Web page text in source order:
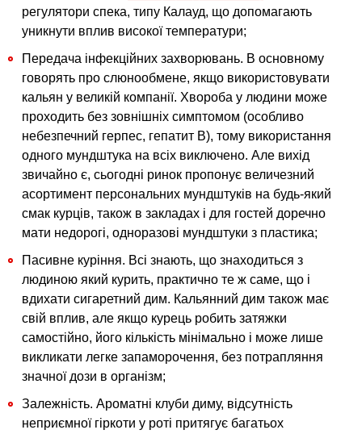
регулятори спека, типу Калауд, що допомагають
уникнути вплив високої температури;
Передача інфекційних захворювань. В основному
говорять про слюнообмене, якщо використовувати
кальян у великій компанії. Хвороба у людини може
проходить без зовнішніх симптомом (особливо
небезпечний герпес, гепатит В), тому використання
одного мундштука на всіх виключено. Але вихід
звичайно є, сьогодні ринок пропонує величезний
асортимент персональних мундштуків на будь-який
смак курців, також в закладах і для гостей доречно
мати недорогі, одноразові мундштуки з пластика;
Пасивне куріння. Всі знають, що знаходиться з
людиною який курить, практично те ж саме, що і
вдихати сигаретний дим. Кальянний дим також має
свій вплив, але якщо курець робить затяжки
самостійно, його кількість мінімально і може лише
викликати легке запаморочення, без потрапляння
значної дози в організм;
Залежність. Ароматні клуби диму, відсутність
неприємної гіркоти у роті притягує багатьох